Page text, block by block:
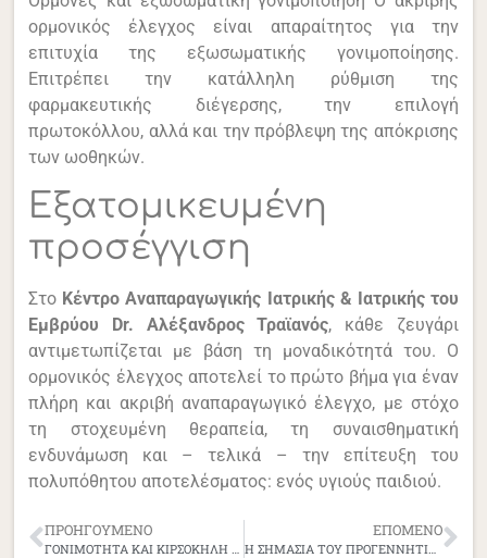
ορμονικός έλεγχος είναι απαραίτητος για την
επιτυχία της εξωσωματικής γονιμοποίησης.
Επιτρέπει την κατάλληλη ρύθμιση της
φαρμακευτικής διέγερσης, την επιλογή
πρωτοκόλλου, αλλά και την πρόβλεψη της απόκρισης
των ωοθηκών.
Εξατομικευμένη
προσέγγιση
Στο Κέντρο Αναπαραγωγικής Ιατρικής & Ιατρικής του
Εμβρύου Dr. Αλέξανδρος Τραϊανός, κάθε ζευγάρι
αντιμετωπίζεται με βάση τη μοναδικότητά του. Ο
ορμονικός έλεγχος αποτελεί το πρώτο βήμα για έναν
πλήρη και ακριβή αναπαραγωγικό έλεγχο, με στόχο
τη στοχευμένη θεραπεία, τη συναισθηματική
ενδυνάμωση και – τελικά – την επίτευξη του
πολυπόθητου αποτελέσματος: ενός υγιούς παιδιού.
ΠΡΟΗΓΟΎΜΕΝΟ ΕΠΌΜΕΝΟ
Η ΣΗΜΑΣΙΑ ΤΟΥ ΠΡΟΓΕΝΝΗΤΙΚΟΥ ΕΛΕΓΧΟΥ ΣΤΗ ΓΟΝΙΜΟΤΗΤΑ